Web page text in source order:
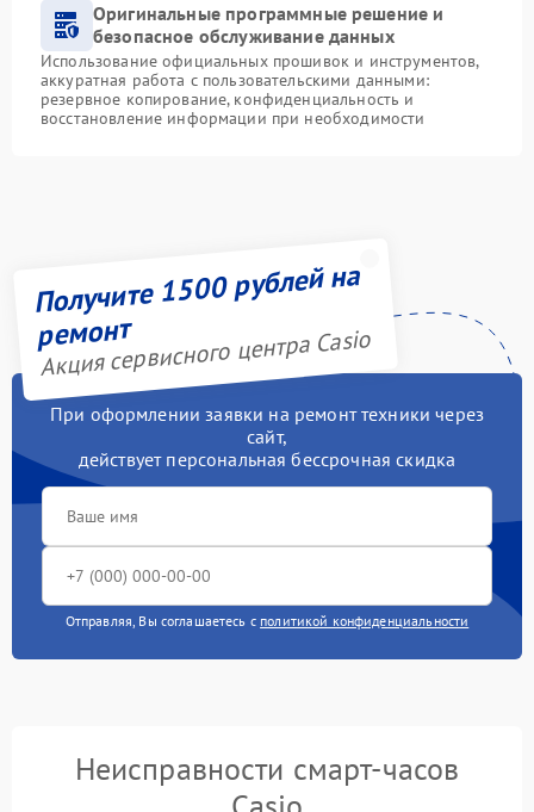
Оригинальные программные решение и
безопасное обслуживание данных
Использование официальных прошивок и инструментов,
аккуратная работа с пользовательскими данными:
резервное копирование, конфиденциальность и
восстановление информации при необходимости
Получите 1500 рублей на
ремонт
Акция сервисного центра Casio
При оформлении заявки на ремонт техники через
сайт,
действует персональная бессрочная скидка
Отправляя, Вы соглашаетесь с политикой конфиденциальности
Неисправности смарт-часов